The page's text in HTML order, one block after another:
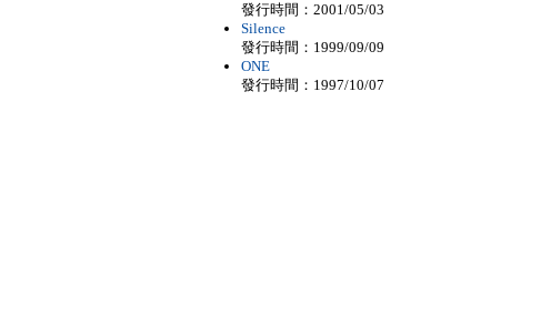
發行時間：2001/05/03
Silence
發行時間：1999/09/09
ONE
發行時間：1997/10/07